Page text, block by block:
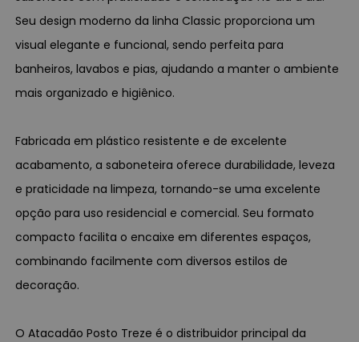
Seu design moderno da linha Classic proporciona um
visual elegante e funcional, sendo perfeita para
banheiros, lavabos e pias, ajudando a manter o ambiente
mais organizado e higiênico.
Fabricada em plástico resistente e de excelente
acabamento, a saboneteira oferece durabilidade, leveza
e praticidade na limpeza, tornando-se uma excelente
opção para uso residencial e comercial. Seu formato
compacto facilita o encaixe em diferentes espaços,
combinando facilmente com diversos estilos de
decoração.
O Atacadão Posto Treze é o distribuidor principal da